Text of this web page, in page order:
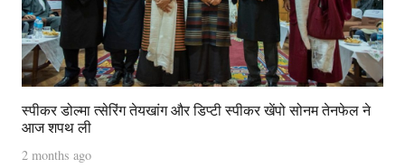
स्पीकर डोल्मा त्सेरिंग तेयखांग और डिप्टी स्पीकर खेंपो सोनम तेनफेल ने
आज शपथ ली
2 months ago